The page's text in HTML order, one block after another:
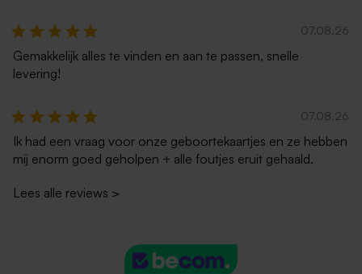
07.08.26
Gemakkelijk alles te vinden en aan te passen, snelle
levering!
07.08.26
Ik had een vraag voor onze geboortekaartjes en ze hebben
mij enorm goed geholpen + alle foutjes eruit gehaald.
Lees alle reviews >